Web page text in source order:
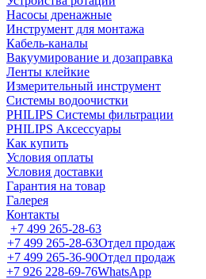
Насосы дренажные
Инструмент для монтажа
Кабель-каналы
Вакуумирование и дозаправка
Ленты клейкие
Измерительный инструмент
Системы водоочистки
PHILIPS Системы фильтрации
PHILIPS Аксессуары
Как купить
Условия оплаты
Условия доставки
Гарантия на товар
Галерея
Контакты
+7 499 265-28-63
+7 499 265-28-63Отдел продаж
+7 499 265-36-90Отдел продаж
+7 926 228-69-76WhatsApp